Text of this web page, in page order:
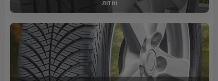
ЛІТНІ